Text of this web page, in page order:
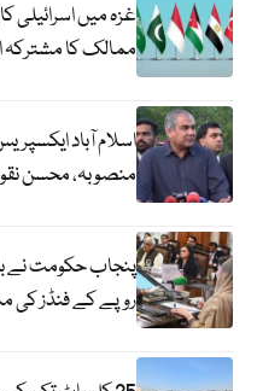
ممالک کا مشترکہ
اسلام آباد
منصوبہ، محسن
روپے کے فنڈز